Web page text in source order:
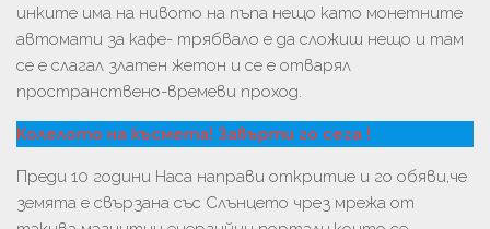
инките има на нивото на пъпа нещо като монетните
автомати за кафе- трябвало е да сложиш нещо и там
се е слагал златен жетон и се е отварял
пространствено-времеви проход.
Колелото на късмета! Завърти го сега !
Преди 10 години Наса направи откритие и го обяви,че
земята е свързана със Слънцето чрез мрежа от